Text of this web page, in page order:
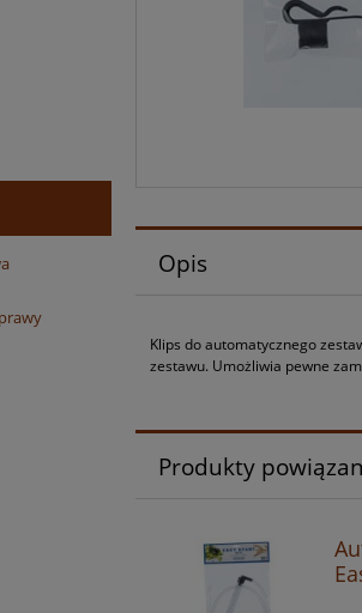
Opis
Klips do automatycznego
zestawu. Umożliwia pewne
Produkty